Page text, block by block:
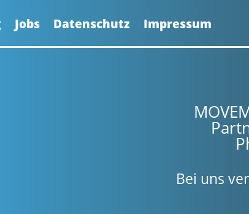
Jobs Datenschutz Impressum
Bei uns